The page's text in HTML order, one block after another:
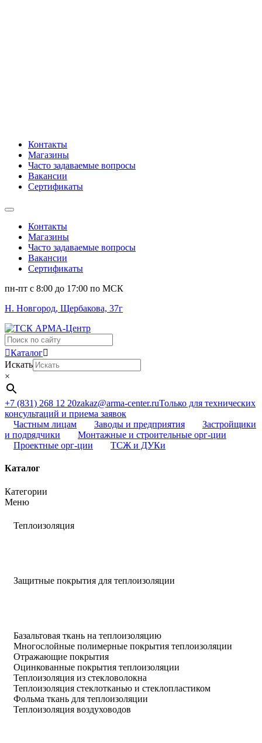
Контакты
Магазины
Часто задаваемые вопросы
Вакансии
Сертификаты
Контакты
Магазины
Часто задаваемые вопросы
Вакансии
Сертификаты
пн-пт c 8:00 до 17:00 по МСК
Н. Новгород, Щербакова, 37г
Поиск
...Каталог
Искать
×
+7 (831) 268 12 20zakaz@arma-center.ruТолько для технических
консультаций и приема заявок
Частным лицам
Заводы и предприятия
Застройщики
и подрядчики
Монтажные и строительные орг-ции
Проектные орг-ции
ТСЖ и ДУКи
Каталог
Категории
Меню
Теплоизоляция
Защитные покрытия для теплоизоляции
Базальтовая ткань на теплоизоляцию
Многослойные полимерные покрытия теплоизоляции
Отражающие покрытия
Оцинкованные покрытия теплоизоляции
Теплоизоляция из стекловолокна
Теплоизоляция стеклотканью и стеклопластиком
Фольма ткань для теплоизоляции
Теплоизоляция воздуховодов